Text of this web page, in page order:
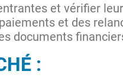
et vérifier
et des
documents
: